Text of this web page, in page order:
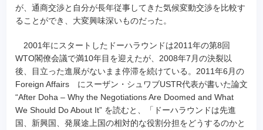
が、通商交渉と自分が長年従事してきた気候変動交渉を比較す
ることができ、大変興味深いものだった。
2001年にスタートしたドーハラウンドは2011年の第8回
WTO閣僚会議で満10年目を迎えたが、2008年7月の決裂以
後、目立った進展がないまま停滞を続けている。2011年6月の
Foreign Affairs にスーザン・シュワブUSTR代表が書いた論文
“After Doha – Why the Negotiations Are Doomed and What
We Should Do About It” を読むと、「ドーハラウンドは先進
国、新興国、発展途上国の相対的な役割分担をどうするのかと